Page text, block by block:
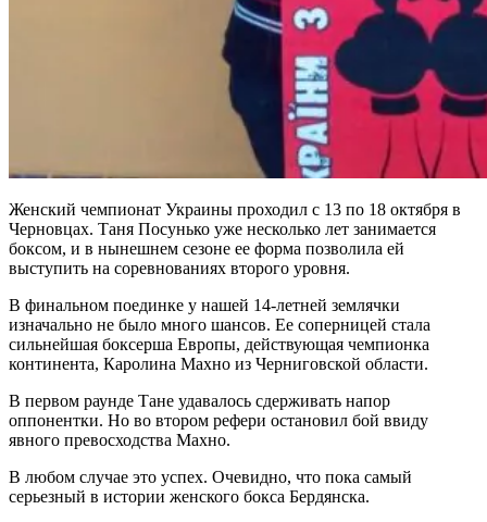
Женский чемпионат Украины проходил с 13 по 18 октября в
Черновцах. Таня Посунько уже несколько лет занимается
боксом, и в нынешнем сезоне ее форма позволила ей
выступить на соревнованиях второго уровня.
В финальном поединке у нашей 14-летней землячки
изначально не было много шансов. Ее соперницей стала
сильнейшая боксерша Европы, действующая чемпионка
континента, Каролина Махно из Черниговской области.
В первом раунде Тане удавалось сдерживать напор
оппонентки. Но во втором рефери остановил бой ввиду
явного превосходства Махно.
В любом случае это успех. Очевидно, что пока самый
серьезный в истории женского бокса Бердянска.